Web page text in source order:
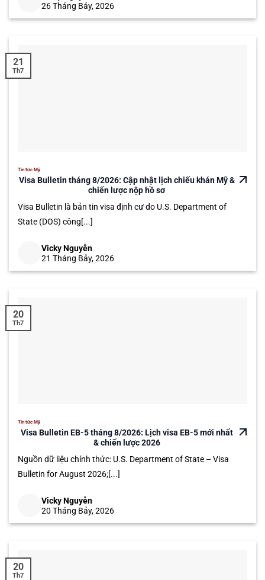
26 Tháng Bảy, 2026
Tin tức Mỹ
Visa Bulletin tháng 8/2026: Cập nhật lịch chiếu khán Mỹ &
chiến lược nộp hồ sơ
Visa Bulletin là bản tin visa định cư do U.S. Department of
State (DOS) công[...]
Vicky Nguyễn
21 Tháng Bảy, 2026
21
Th7
Tin tức Mỹ
Visa Bulletin EB-5 tháng 8/2026: Lịch visa EB-5 mới nhất
& chiến lược 2026
Nguồn dữ liệu chính thức: U.S. Department of State – Visa
Bulletin for August 2026;[...]
Vicky Nguyễn
20 Tháng Bảy, 2026
20
Th7
20
Th7